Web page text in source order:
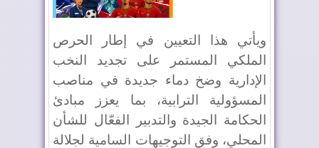
ويأتي هذا التعيين في إطار الحرص
الملكي المستمر على تجديد النخب
الإدارية وضخ دماء جديدة في مناصب
المسؤولية الترابية، بما يعزز مبادئ
الحكامة الجيدة والتدبير الفعّال للشأن
المحلي، وفق التوجيهات السامية لجلالة